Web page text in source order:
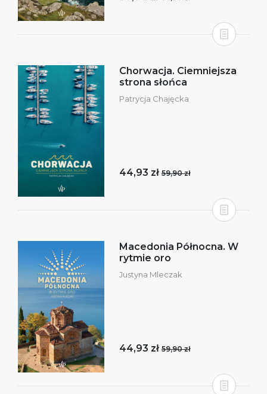
Chorwacja. Ciemniejsza
strona słońca
Patrycja Chajęcka
44,93 zł 59,90 zł
Macedonia Północna. W
rytmie oro
Justyna Mleczak
44,93 zł 59,90 zł